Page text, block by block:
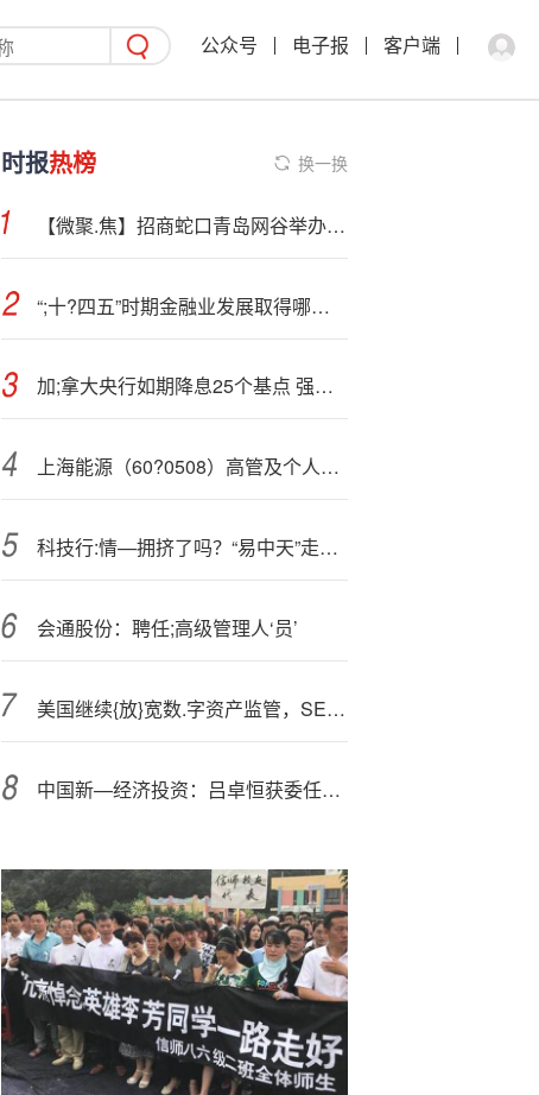
公众号 电子报 客户端
时报热榜 换一换
【微聚.焦】招商蛇口青岛网谷举办金融政策送企活动
“;十?四五”时期金融业发展取得哪些成就？潘功胜、李云泽、吴清、朱鹤新最新发声
加;拿大央行如期降息25个基点 强调经济面临下行风险
上海能源（60?0508）高管及个人简历
科技行:情—拥挤了吗？“易中天”走势分化，宁德时代成交额超200亿元，双创龙头ETF（588330）场内飘红！
会通股份：聘任;高级管理人‘员’
美国继续{放}宽数.字资产监管，SEC大幅降低“数字币ETF”申请门槛
中国新—经济投资：吕卓恒获委任为执行董事